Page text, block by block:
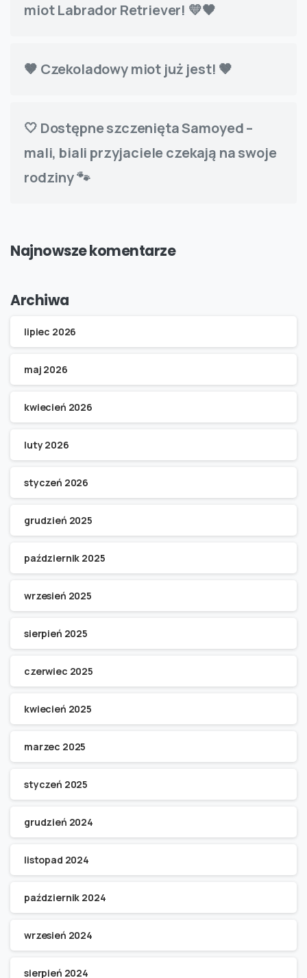
miot Labrador Retriever! 💛🖤
🤎 Czekoladowy miot już jest! 🤎
🤍 Dostępne szczenięta Samoyed –
mali, biali przyjaciele czekają na swoje
rodziny 🐾
Najnowsze komentarze
Archiwa
lipiec 2026
maj 2026
kwiecień 2026
luty 2026
styczeń 2026
grudzień 2025
październik 2025
wrzesień 2025
sierpień 2025
czerwiec 2025
kwiecień 2025
marzec 2025
styczeń 2025
grudzień 2024
listopad 2024
październik 2024
wrzesień 2024
sierpień 2024